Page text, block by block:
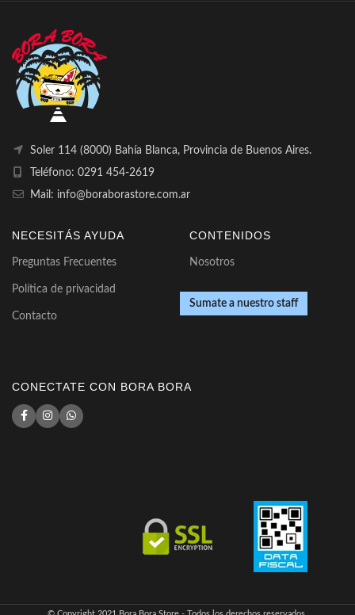
Soler 114 (8000) Bahía Blanca, Provincia de Buenos Aires.
Teléfono: 0291 454-2619
Mail: info@boraborastore.com.ar
NECESITÁS AYUDA
Preguntas Frecuentes
Política de privacidad
Contacto
CONTENIDOS
Nosotros
Sumate a nuestro staff
CONECTATE CON BORA BORA